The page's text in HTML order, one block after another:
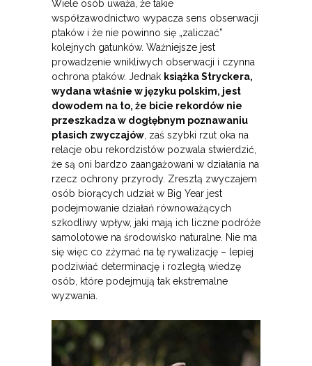
Wiele osób uważa, że takie
współzawodnictwo wypacza sens obserwacji
ptaków i że nie powinno się „zaliczać”
kolejnych gatunków. Ważniejsze jest
prowadzenie wnikliwych obserwacji i czynna
ochrona ptaków. Jednak książka Stryckera,
wydana właśnie w języku polskim, jest
dowodem na to, że bicie rekordów nie
przeszkadza w dogłębnym poznawaniu
ptasich zwyczajów , zaś szybki rzut oka na
relacje obu rekordzistów pozwala stwierdzić,
że są oni bardzo zaangażowani w działania na
rzecz ochrony przyrody. Zresztą zwyczajem
osób biorących udział w Big Year jest
podejmowanie działań równoważących
szkodliwy wpływ, jaki mają ich liczne podróże
samolotowe na środowisko naturalne. Nie ma
się więc co zżymać na tę rywalizację – lepiej
podziwiać determinację i rozległą wiedzę
osób, które podejmują tak ekstremalne
wyzwania.